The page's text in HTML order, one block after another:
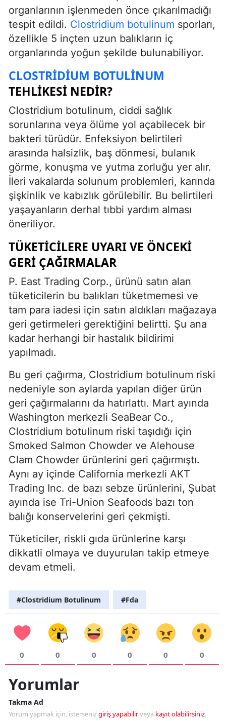
organlarının işlenmeden önce çıkarılmadığı
tespit edildi. Clostridium botulinum sporları,
özellikle 5 inçten uzun balıkların iç
organlarında yoğun şekilde bulunabiliyor.
CLOSTRIDIUM BOTULINUM
TEHLIKESI NEDIR?
Clostridium botulinum, ciddi sağlık
sorunlarına veya ölüme yol açabilecek bir
bakteri türüdür. Enfeksiyon belirtileri
arasında halsizlik, baş dönmesi, bulanık
görme, konuşma ve yutma zorluğu yer alır.
İleri vakalarda solunum problemleri, karında
şişkinlik ve kabızlık görülebilir. Bu belirtileri
yaşayanların derhal tıbbi yardım alması
öneriliyor.
TÜKETICILERE UYARI VE ÖNCEKI
GERI ÇAĞIRMALAR
P. East Trading Corp., ürünü satın alan
tüketicilerin bu balıkları tüketmemesi ve
tam para iadesi için satın aldıkları mağazaya
geri getirmeleri gerektiğini belirtti. Şu ana
kadar herhangi bir hastalık bildirimi
yapılmadı.
Bu geri çağırma, Clostridium botulinum riski
nedeniyle son aylarda yapılan diğer ürün
geri çağırmalarını da hatırlattı. Mart ayında
Washington merkezli SeaBear Co.,
Clostridium botulinum riski taşıdığı için
Smoked Salmon Chowder ve Alehouse
Clam Chowder ürünlerini geri çağırmıştı.
Aynı ay içinde California merkezli AKT
Trading Inc. de bazı sebze ürünlerini, Şubat
ayında ise Tri-Union Seafoods bazı ton
balığı konservelerini geri çekmişti.
Tüketiciler, riskli gıda ürünlerine karşı
dikkatli olmaya ve duyuruları takip etmeye
devam etmeli.
#Clostridium Botulinum #Fda
0 0 0 0 0 0
Yorumlar
Takma Ad
Yorum yapmak için, istersenizgiriş yapabilirveya kayıt olabilirsiniz.